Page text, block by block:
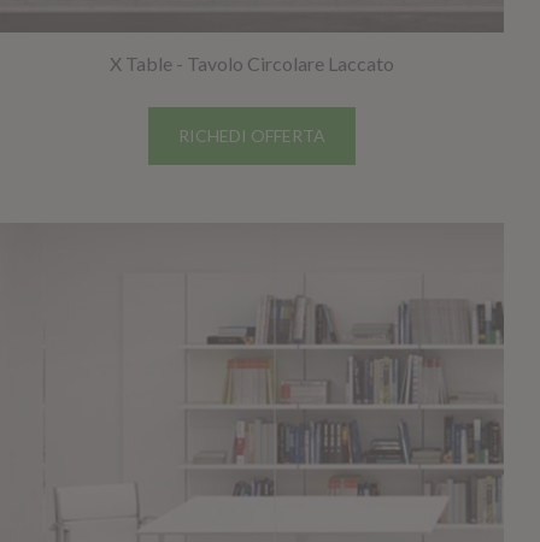
X Table - Tavolo Circolare Laccato
RICHEDI OFFERTA